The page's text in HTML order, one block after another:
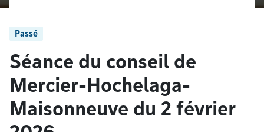
Passé
Séance du conseil de
Mercier-Hochelaga-
Maisonneuve du 2 février